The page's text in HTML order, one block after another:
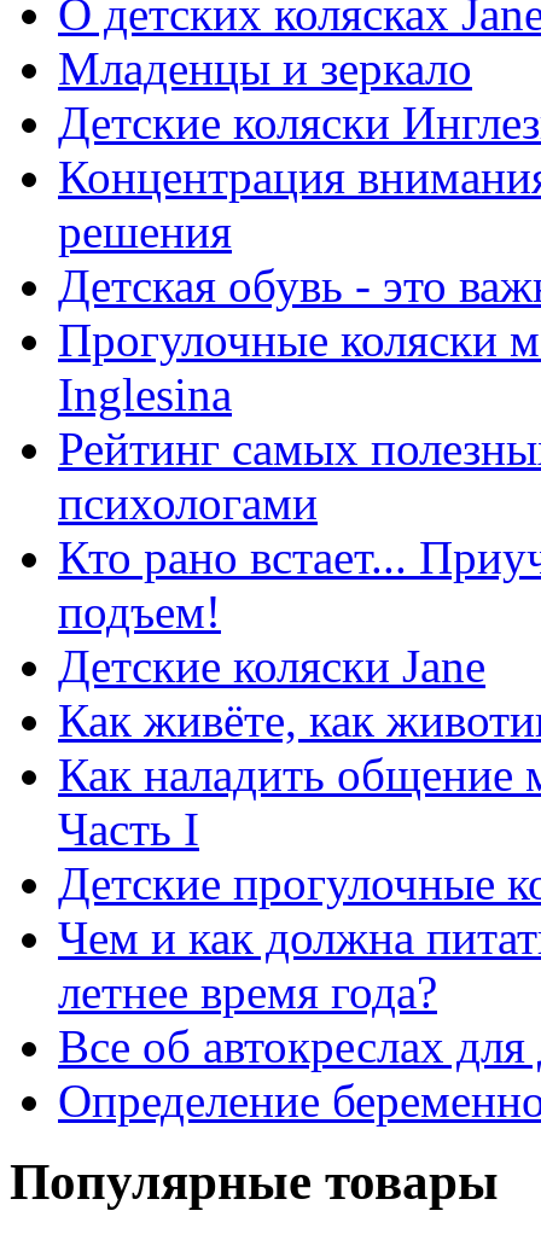
О детских колясках
Младенцы и зеркало
Детские коляски
Концентрация
решения
Детская обувь - это
Прогулочные коляски
Inglesina
Рейтинг самых
психологами
Кто рано встает...
подъем!
Детские коляски Jane
Как живёте, как
Как наладить общение
Часть I
Детские прогулочные
Чем и как должна
летнее время года?
Все об автокреслах для
Определение
Популярные товары